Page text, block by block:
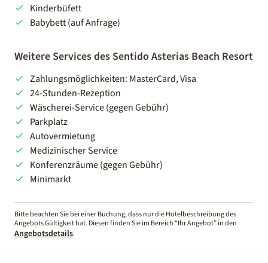
Kinderbüfett
Babybett (auf Anfrage)
Weitere Services des Sentido Asterias Beach Resort
Zahlungsmöglichkeiten: MasterCard, Visa
24-Stunden-Rezeption
Wäscherei-Service (gegen Gebühr)
Parkplatz
Autovermietung
Medizinischer Service
Konferenzräume (gegen Gebühr)
Minimarkt
Bitte beachten Sie bei einer Buchung, dass nur die Hotelbeschreibung des
Angebots Gültigkeit hat. Diesen finden Sie im Bereich “Ihr Angebot” in den
Angebotsdetails.